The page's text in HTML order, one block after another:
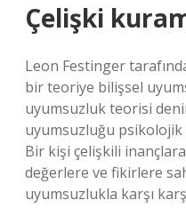
Çelişki
Leon Festinger
bir teoriye bilişsel
uyumsuzluk teorisi
uyumsuzluğu
Bir kişi çelişkili
değerlere ve fikirlere
uyumsuzlukla karşı